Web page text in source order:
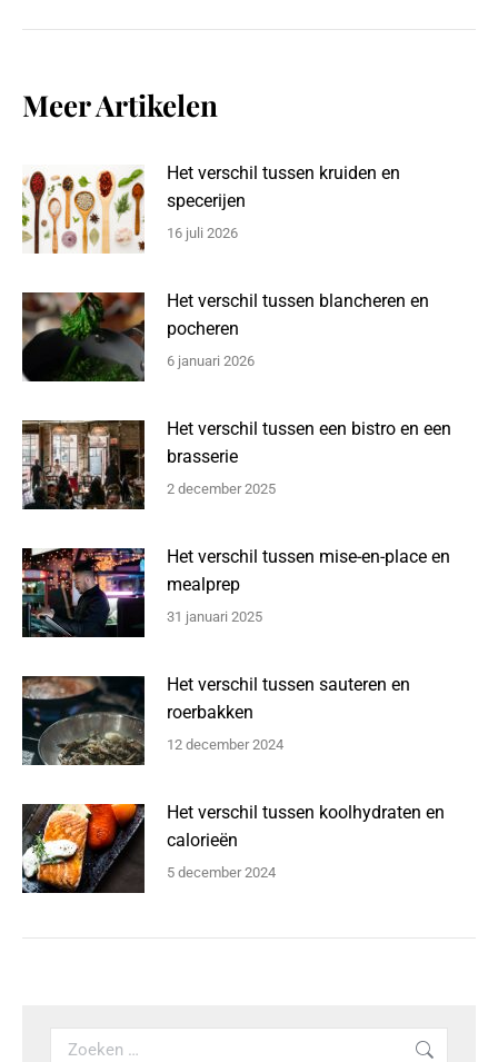
Meer Artikelen
Het verschil tussen kruiden en
specerijen
16 juli 2026
Het verschil tussen blancheren en
pocheren
6 januari 2026
Het verschil tussen een bistro en een
brasserie
2 december 2025
Het verschil tussen mise-en-place en
mealprep
31 januari 2025
Het verschil tussen sauteren en
roerbakken
12 december 2024
Het verschil tussen koolhydraten en
calorieën
5 december 2024
Search: